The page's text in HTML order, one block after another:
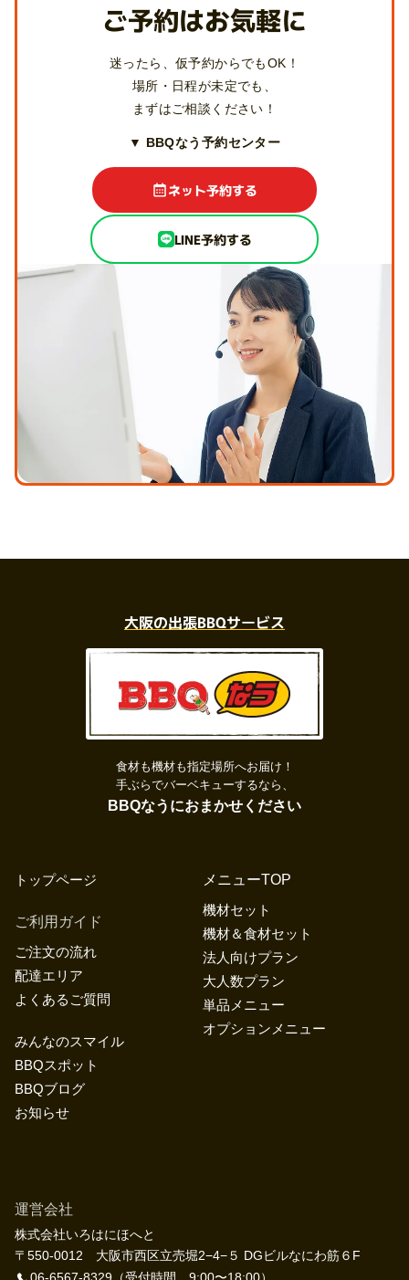
ご予約はお気軽に
迷ったら、仮予約からでもOK！
場所・日程が未定でも、
まずはご相談ください！
▼ BBQなう予約センター
ネット予約する
LINE予約する
大阪の出張BBQサービス
食材も機材も指定場所へお届け！
手ぶらでバーベキューするなら、
BBQなうにおまかせください
運営会社
株式会社いろはにほへと
〒550-0012 大阪市西区立売堀2−4−５ DGビルなにわ筋６F
トップページ
メニューTOP
機材セット
機材＆食材セット
法人向けプラン
大人数プラン
単品メニュー
オプションメニュー
ご利用ガイド
ご注文の流れ
配達エリア
よくあるご質問
みんなのスマイル
BBQスポット
BBQブログ
お知らせ